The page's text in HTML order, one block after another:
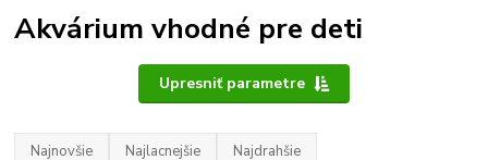
Akvárium vhodné pre deti
Upresniť parametre
Najnovšie Najlacnejšie Najdrahšie